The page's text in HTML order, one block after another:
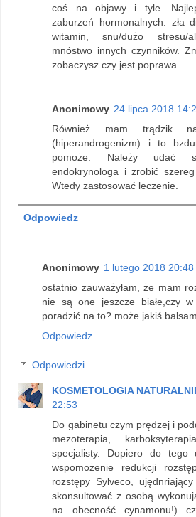
coś na objawy i tyle.
zaburzeń hormonalnych: zła
witamin, snu/dużo stresu/
mnóstwo innych czynników.
zobaczysz czy jest poprawa.
Anonimowy 24 lipca 2018
Również mam trądzik
(hiperandrogenizm) i to
pomoże. Należy udać
endokrynologa i zrobić
Wtedy zastosować leczenie.
Odpowiedz
Anonimowy 1 lutego 2018 20:48
ostatnio zauważyłam, że mam
nie są one jeszcze białe,czy
poradzić na to? może jakiś
Odpowiedz
Odpowiedzi
KOSMETOLOGIA
22:53
Do gabinetu czym prędzej i
mezoterapia,
specjalisty. Dopiero do tego
wspomożenie redukcji
rozstępy Sylveco,
skonsultować z osobą
na obecność cynamonu!)